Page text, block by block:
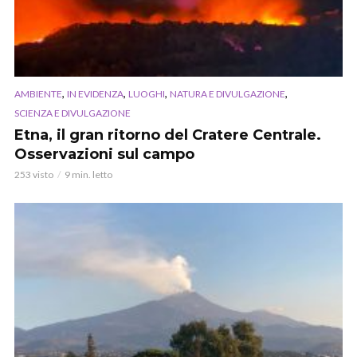
AMBIENTE, IN EVIDENZA, LUOGHI, NATURA E DIVULGAZIONE,
SCIENZA E DIVULGAZIONE
Etna, il gran ritorno del Cratere Centrale.
Osservazioni sul campo
253 visto 9 min. letto